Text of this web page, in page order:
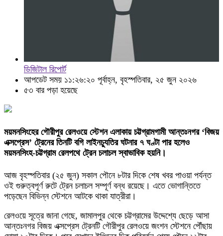
ডিজিটাল রিপোর্ট
আপডেট সময় ১১:২৬:২০ পূর্বাহ্ন, বৃহস্পতিবার, ২৫ জুন ২০২৬
৫৩ বার পড়া হয়েছে
ময়মনসিংহের গৌরীপুর রেলওয়ে স্টেশন এলাকায় চট্টগ্রামগামী আন্তঃনগর ‘বিজয়
এক্সপ্রেস’ ট্রেনের তিনটি বগি লাইনচ্যুতির ঘটনার ৭ ঘণ্টা পার হলেও
ময়মনসিংহ-চট্টগ্রাম রেলপথে ট্রেন চলাচল স্বাভাবিক হয়নি।
আজ বৃহস্পতিবার (২৫ জুন) সকাল পৌনে ৮টার দিকে শেষ খবর পাওয়া পর্যন্ত
ওই গুরুত্বপূর্ণ রুটে ট্রেন চলাচল সম্পূর্ণ বন্ধ রয়েছে। এতে ভোগান্তিতে
পড়েছেন বিভিন্ন স্টেশনে আটকে থাকা যাত্রীরা।
রেলওয়ে সূত্রে জানা গেছে, জামালপুর থেকে চট্টগ্রামের উদ্দেশ্যে ছেড়ে আসা
আন্তঃনগর বিজয় এক্সপ্রেস ট্রেনটি গৌরীপুর রেলওয়ে জংশন স্টেশনে পৌঁছায়